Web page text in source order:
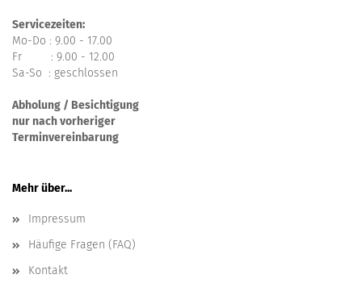
Servicezeiten:
Mo-Do : 9.00 - 17.00
Fr : 9.00 - 12.00
Sa-So : geschlossen
Abholung / Besichtigung
nur nach vorheriger
Terminvereinbarung
Mehr über...
Impressum
Häufige Fragen (FAQ)
Kontakt